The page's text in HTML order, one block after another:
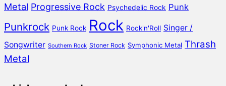
Metal Progressive Rock Psychedelic Rock Punk
Punkrock Punk Rock Rock Rock'n'Roll Singer /
Songwriter Southern Rock Stoner Rock Symphonic Metal Thrash
Metal